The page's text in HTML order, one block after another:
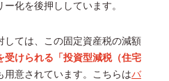
化を後押ししています。
しては、この固定資産税の減額
受けられる「投資型減税（住宅
用意されています。こちらはバ